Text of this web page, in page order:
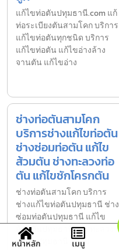
แก้ไขท่อตันปทุมธานี.com แก้
ท่อระเบียงตันสามโคก บริการ
แก้ไขท่อตันทุกชนิด บริการ
แก้ไขท่อตัน แก้ไขอ่างล้าง
จานตัน แก้ไขอ่าง
ช่างท่อตันสามโคก
บริการช่างแก้ไขท่อตัน
ช่างซ่อมท่อตัน แก้ไข
ส้วมตัน ช่างทะลวงท่อ
ตัน แก้ไขชักโครกตัน
ช่างท่อตันสามโคก บริการ
ช่างแก้ไขท่อตันปทุมธานี ช่าง
ซ่อมท่อตันปทุมธานี แก้ไข
ส้วมตันปทุมธานี ช่างทะลวง
ท่อตันปทุมธานี แก้ไข
หน้าหลัก เมนู